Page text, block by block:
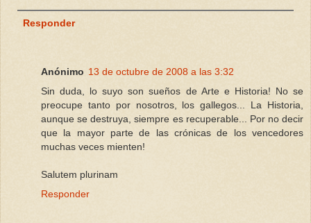
Responder
Anónimo 13 de octubre de 2008 a las 3:32
Sin duda, lo suyo son sueños de Arte e Historia! No se
preocupe tanto por nosotros, los gallegos... La Historia,
aunque se destruya, siempre es recuperable... Por no decir
que la mayor parte de las crónicas de los vencedores
muchas veces mienten!
Salutem plurinam
Responder